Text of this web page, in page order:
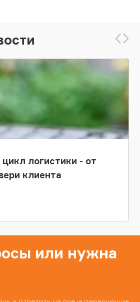
логистики - от
клиента
или нужна